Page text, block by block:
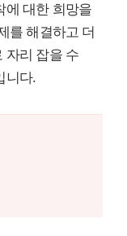
에 대한 희망을
를 해결하고 더
자리 잡을 수
니다.